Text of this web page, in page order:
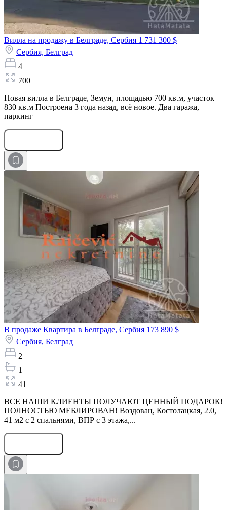
Вилла на продажу в Белграде, Сербия 1 731 300 $
Сербия, Белград
4
700
Новая вилла в Белграде, Земун, площадью 700 кв.м, участок
830 кв.м Построена 3 года назад, всё новое. Два гаража,
паркинг
В продаже Квартира в Белграде, Сербия 173 890 $
Сербия, Белград
2
1
41
ВСЕ НАШИ КЛИЕНТЫ ПОЛУЧАЮТ ЦЕННЫЙ ПОДАРОК!
ПОЛНОСТЬЮ МЕБЛИРОВАН! Воздовац, Костолацкая, 2.0,
41 м2 с 2 спальнями, ВПР с 3 этажа,...